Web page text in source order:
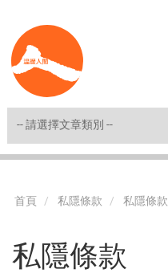
至
主
Shortcut
首頁 私隱條款 私隱條款
私隱條款